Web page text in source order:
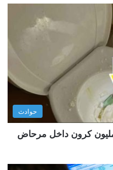
حوادث
كرون داخل مرحاض